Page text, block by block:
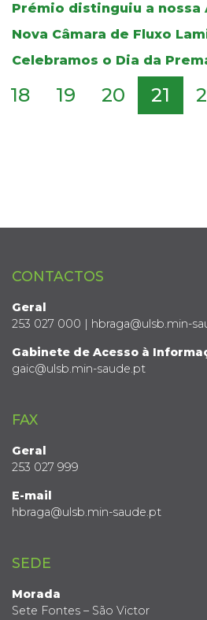
Prémio distinguiu a nossa
Nova Câmara de Fluxo
Celebramos o Dia da
18 19 20 21
CONTACTOS
Geral
253 027 000 | hbraga@ulsb.min-
Gabinete de Acesso à
gaic@ulsb.min-saude.pt
FAX
Geral
253 027 999
E-mail
hbraga@ulsb.min-saude.pt
SEDE
Morada
Sete Fontes – São Victor